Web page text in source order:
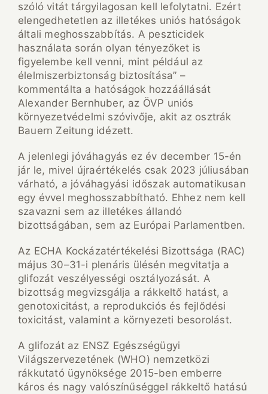
szóló vitát tárgyilagosan kell lefolytatni. Ezért
elengedhetetlen az illetékes uniós hatóságok
általi meghosszabbítás. A peszticidek
használata során olyan tényezőket is
figyelembe kell venni, mint például az
élelmiszerbiztonság biztosítása” –
kommentálta a hatóságok hozzáállását
Alexander Bernhuber, az ÖVP uniós
környezetvédelmi szóvivője, akit az osztrák
Bauern Zeitung idézett.
A jelenlegi jóváhagyás ez év december 15-én
jár le, mivel újraértékelés csak 2023 júliusában
várható, a jóváhagyási időszak automatikusan
egy évvel meghosszabbítható. Ehhez nem kell
szavazni sem az illetékes állandó
bizottságában, sem az Európai Parlamentben.
Az ECHA Kockázatértékelési Bizottsága (RAC)
május 30–31-i plenáris ülésén megvitatja a
glifozát veszélyességi osztályozását. A
bizottság megvizsgálja a rákkeltő hatást, a
genotoxicitást, a reprodukciós és fejlődési
toxicitást, valamint a környezeti besorolást.
A glifozát az ENSZ Egészségügyi
Világszervezetének (WHO) nemzetközi
rákkutató ügynöksége 2015-ben emberre
káros és nagy valószínűséggel rákkeltő hatású